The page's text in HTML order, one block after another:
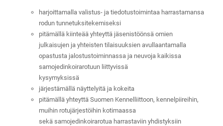
harjoittamalla valistus- ja tiedotustoimintaa harrastamansa
rodun tunnetuksitekemiseksi
pitämällä kiinteää yhteyttä jäsenistöönsä omien
julkaisujen ja yhteisten tilaisuuksien avullaantamalla
opastusta jalostustoiminnassa ja neuvoja kaikissa
samojedinkoirarotuun liittyvissä
kysymyksissä
järjestämällä näyttelyitä ja kokeita
pitämällä yhteyttä Suomen Kennelliittoon, kennelpiireihin,
muihin rotujärjestöihin kotimaassa
sekä samojedinkoirarotua harrastaviin yhdistyksiin